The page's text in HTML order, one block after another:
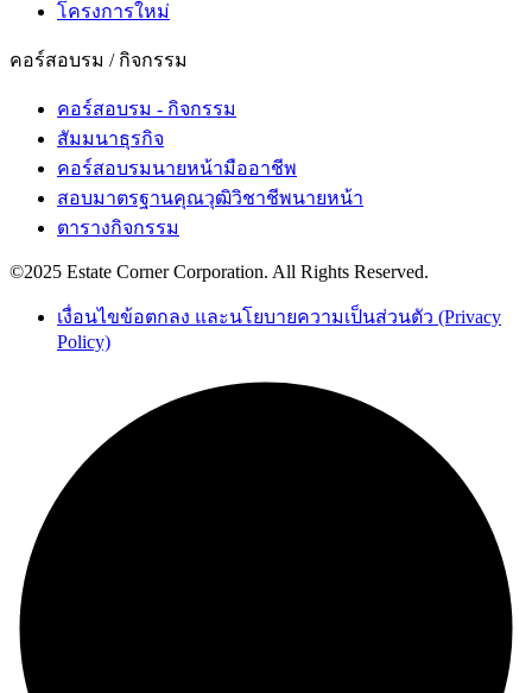
โครงการใหม่
คอร์สอบรม / กิจกรรม
คอร์สอบรม - กิจกรรม
สัมมนาธุรกิจ
คอร์สอบรมนายหน้ามืออาชีพ
สอบมาตรฐานคุณวุฒิวิชาชีพนายหน้า
ตารางกิจกรรม
©2025 Estate Corner Corporation. All Rights Reserved.
เงื่อนไขข้อตกลง และนโยบายความเป็นส่วนตัว (Privacy
Policy)